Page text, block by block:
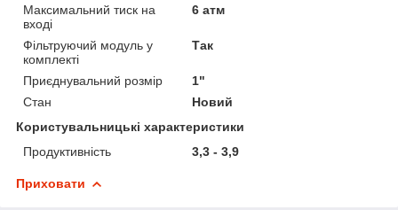
Максимальний тиск на
вході
6 атм
Фільтруючий модуль у
комплекті
Так
Приєднувальний розмір
1"
Стан
Новий
Користувальницькі характеристики
Продуктивність
3,3 - 3,9
Приховати